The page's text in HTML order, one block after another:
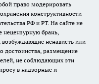
право модерировать
конструктивности
РФ и РТ. На сайте не
брань,
ненависть или
достоинства, размещение
не соблюдающих эти
в надзорные и